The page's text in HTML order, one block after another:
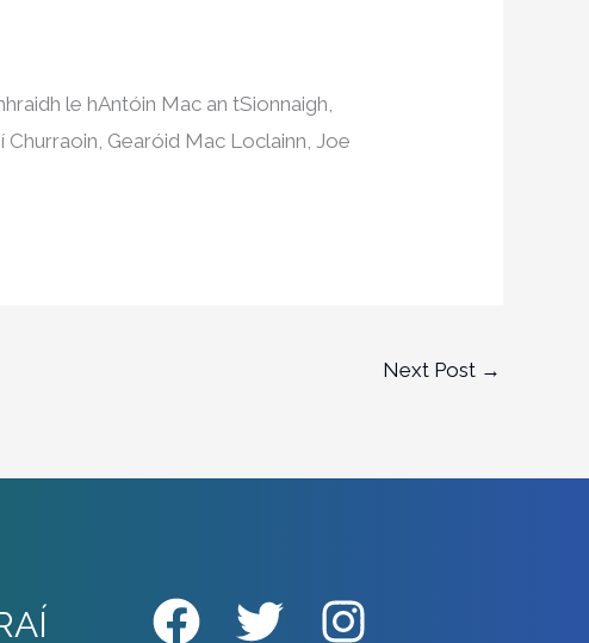
le hAntóin Mac an tSionnaigh,
Gearóid Mac Loclainn, Joe
Next Post →